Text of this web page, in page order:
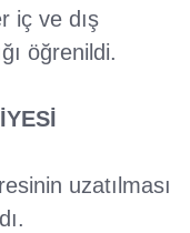
iç ve dış
öğrenildi.
uzatılması